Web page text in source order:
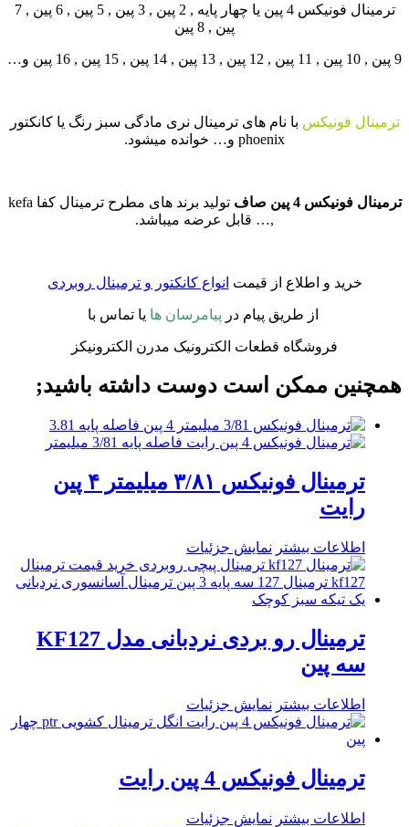
ترمینال فونیکس 4 پین یا چهار پایه , 2 پین , 3 پین , 5 پین , 6 پین , 7
پین , 8 پین
9 پین , 10 پین , 11 پین , 12 پین , 13 پین , 14 پین , 15 پین , 16 پین و…
ترمینال فونیکس با نام های ترمینال نری مادگی سبز رنگ یا کانکتور
phoenix و… خوانده میشود.
ترمینال فونیکس 4 پین صاف
تولید برند های مطرح ترمینال کفا kefa
,… قابل عرضه میباشد.
خرید و اطلاع از قیمت انواع کانکتور و ترمینال روبردی
از طریق پیام در پیامرسان ها یا تماس با
فروشگاه قطعات الکترونیک مدرن الکترونیکز
همچنین ممکن است دوست داشته باشید;
ترمینال فونیکس ۳/۸۱ میلیمتر ۴ پین
رایت
اطلاعات بیشتر نمایش جزئیات
ترمینال رو بردی نردبانی مدل KF127
سه پین
اطلاعات بیشتر نمایش جزئیات
ترمینال فونیکس 4 پین رایت
اطلاعات بیشتر نمایش جزئیات